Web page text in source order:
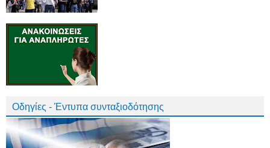
Οδηγίες - Έντυπα συνταξιοδότησης